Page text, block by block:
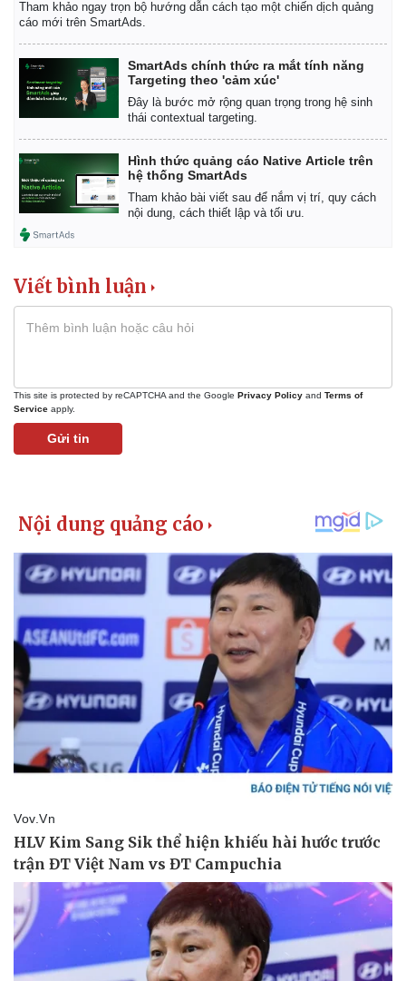
Khởi nghiệp
Chứng khoán
Giá cà phê
Tham khảo ngay trọn bộ hướng dẫn cách tạo một chiến dịch quảng
cáo mới trên SmartAds.
SmartAds chính thức ra mắt tính năng
Targeting theo 'cảm xúc'
Đây là bước mở rộng quan trọng trong hệ sinh
thái contextual targeting.
Hình thức quảng cáo Native Article trên
hệ thống SmartAds
Tham khảo bài viết sau để nắm vị trí, quy cách
nội dung, cách thiết lập và tối ưu.
Viết bình luận
This site is protected by reCAPTCHA and the Google Privacy Policy and Terms of
Service apply.
Gửi tin